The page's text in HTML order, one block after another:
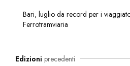
Bari, luglio da record per i
Ferrotramviaria
Edizioni precedenti